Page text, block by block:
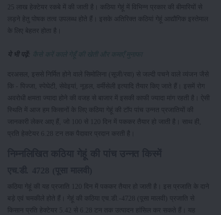
25 लाख हेक्टेयर रकबे में की जाती है। कठिया गेहूं में विभिन्न प्रकार की बीमारियों से
लड़ने हेतु पोषक तत्व उपलब्ध होते हैं। इसके अतिरिक्त कठियां गेहूं आद्यौगिक इस्तेमाल
के लिए बेहतर होता है।
ये भी पढ़ें: कैसे करें काले गेहूँ की खेती और कमाएँ मुनाफा
दरअसल, इससे निर्मित होने वाले सिमोलिना (सूजी/रवा) से जल्दी पचने वाले व्यंजन जैसे
कि - पिज्जा, स्पेघेटी, सेवेइयां, नूडल, वर्मीसेली इत्यादि तैयार किए जाते हैं। इसमें रोग
अवरोधी क्षमता ज्यादा होने की वजह से बाजार में इसकी काफी ज्यादा मांग रहती है। ऐसी
स्थिति में आज हम किसानों के लिए कठिया गेहूं की टॉप पांच उन्नत प्रजातियों की
जानकारी लेकर आए हैं, जो 100 से 120 दिन में पककर तैयार हो जाती है। साथ ही,
प्रति हेक्टेयर 6.28 टन तक पैदावार प्रदान करती है।
कठिया गेहूं की यह प्रजाति 120 दिन में पककर तैयार हो जाती है। इस प्रजाति के दाने
बड़े एवं चमकीले होते हैं। गेहूं की कठिया एच.डी.-4728 (पूसा मालवी) प्रजाति से
किसान प्रति हेक्टेयर 5.42 से 6.28 टन तक उत्पादन हांसिल कर सकते हैं। यह